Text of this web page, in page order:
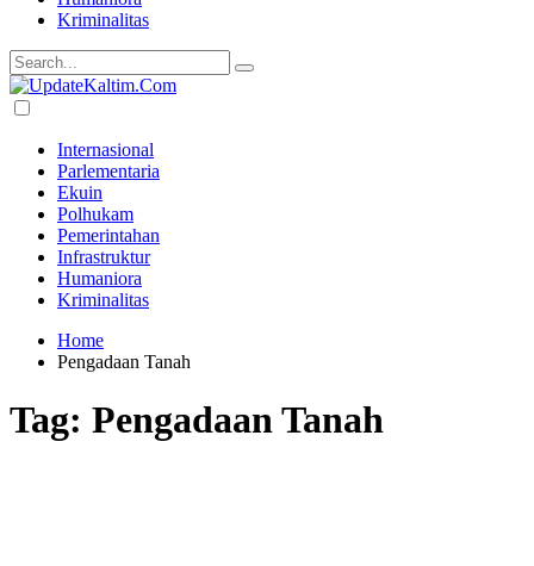
Kriminalitas
Internasional
Parlementaria
Ekuin
Polhukam
Pemerintahan
Infrastruktur
Humaniora
Kriminalitas
Home
Pengadaan Tanah
Tag: Pengadaan Tanah